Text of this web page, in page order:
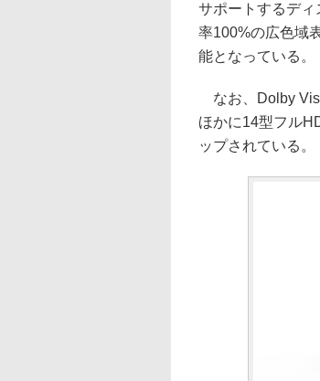
サポートするデ
率100%の広色域
能となっている。
なお、Dolby
ほかに14型フル
ップされている。